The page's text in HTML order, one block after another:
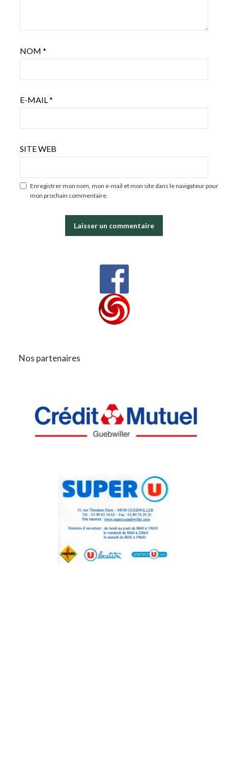
NOM *
E-MAIL*
SITE WEB
Enregistrer mon nom, mon e-mail et mon site dans le navigateur pour
mon prochain commentaire.
Nos partenaires